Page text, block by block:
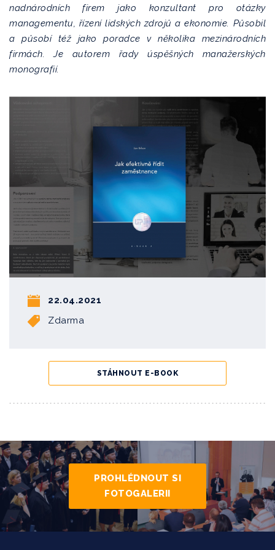
nadnárodních firem jako konzultant pro otázky
managementu, řízení lidských zdrojů a ekonomie. Působil
a působí též jako poradce v několika mezinárodních
firmách. Je autorem řady úspěšných manažerských
monografií.
22.04.2021
Zdarma
STÁHNOUT E-BOOK
PROHLÉDNOUT SI
FOTOGALERII